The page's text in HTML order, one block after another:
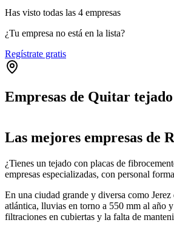
Has visto todas las 4 empresas
¿Tu empresa no está en la lista?
Regístrate gratis
Empresas de Quitar
+
Las mejores empresas de
¿Tienes un tejado con placas de
empresas especializadas, con personal
En una ciudad grande y diversa como
atlántica, lluvias en torno a 550 mm al año
filtraciones en cubiertas y la falta de